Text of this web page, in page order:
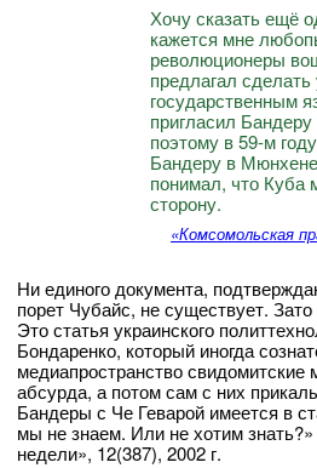
Хочу сказать ещё
кажется мне
революционеры
предлагал
государственным
пригласил
поэтому в 59-м
Бандеру в
понимал, что Куба
сторону.
«Комсомольская
Ни единого документа,
порет Чубайс, не существует. Зато
Это статья украинского
Бондаренко, который иногда
медиапространство
абсурда, а потом сам с них
Бандеры с Че Геварой имеется в
мы не знаем. Или не хотим знать?»
недели», 12(387), 2002 г.